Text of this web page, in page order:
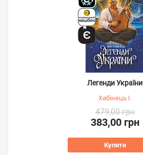
Легенди України
Хабінець І.
479,00 грн
383,00 грн
Купити